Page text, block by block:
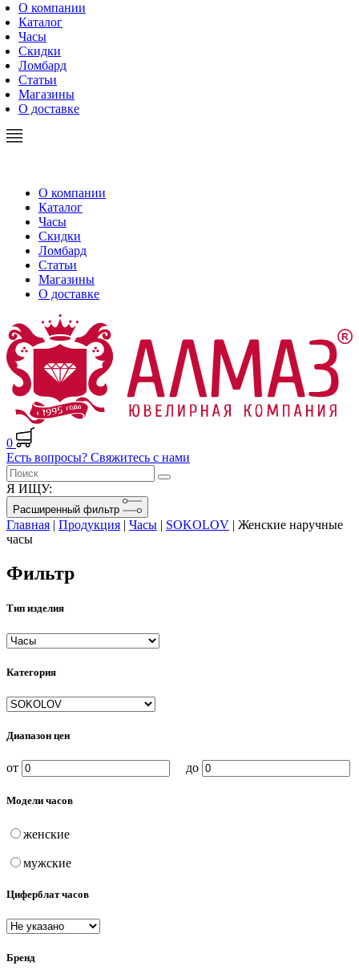
О компании
Каталог
Часы
Скидки
Ломбард
Статьи
Магазины
О доставке
О компании
Каталог
Часы
Скидки
Ломбард
Статьи
Магазины
О доставке
0
Есть вопросы? Свяжитесь с нами
Я ИЩУ:
Расширенный фильтр
Главная | Продукция | Часы | SOKOLOV | Женские наручные
часы
Фильтр
Тип изделия
Категория
Диапазон цен
от до
Модели часов
женские
мужские
Циферблат часов
Бренд